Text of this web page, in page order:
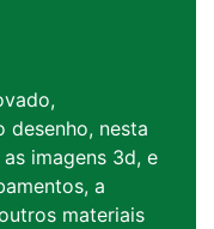
desenho, nesta
imagens 3d, e
a
materiais